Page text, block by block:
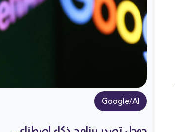
Google/AI